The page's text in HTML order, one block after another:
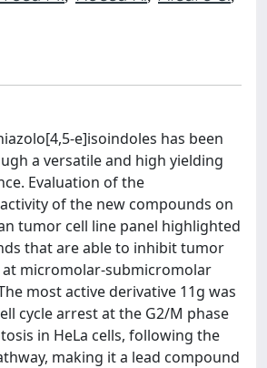
e]isoindoles has been
a versatile and high yielding
Evaluation of the
of the new compounds on
tumor cell line panel highlighted
that are able to inhibit tumor
micromolar-submicromolar
most active derivative 11g was
cycle arrest at the G2/M phase
in HeLa cells, following the
making it a lead compound